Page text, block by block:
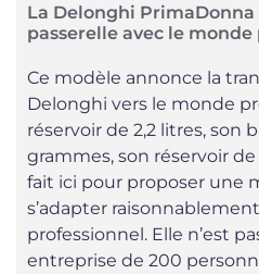
La Delonghi
passerelle avec le
Ce modèle annonce la
Delonghi vers le monde
réservoir de 2,2 litres, son
grammes, son réservoir
fait ici pour proposer une
s’adapter
professionnel. Elle n’est
entreprise de 200